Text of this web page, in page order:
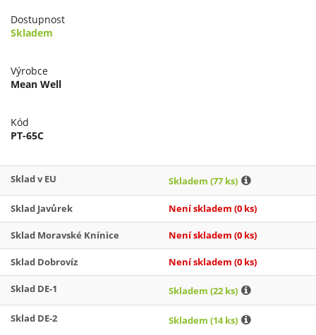
Dostupnost
Skladem
Výrobce
Mean Well
Kód
PT-65C
Sklad v EU Skladem (77 ks)
Sklad Javůrek Není skladem (0 ks)
Sklad Moravské Knínice Není skladem (0 ks)
Sklad Dobrovíz Není skladem (0 ks)
Sklad DE-1 Skladem (22 ks)
Sklad DE-2 Skladem (14 ks)